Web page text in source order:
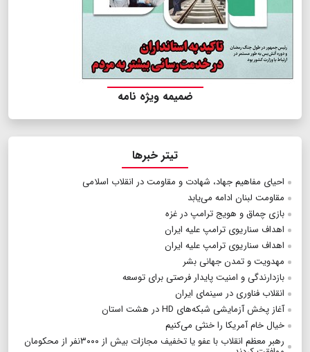
ضمیمه ویژه نامه
تیتر خبرها
احیای مفاهیم جهاد، شهادت و مقاومت در انقلاب اسلامی
مقاومت لبنان ادامه می‌یابد
بازی چماق و هویج ترامپ در غزه
اهداف سناریوی ترامپ علیه ایران
اهداف سناریوی ترامپ علیه ایران
مهدویت و تمدن جهانی بشر
بازدارندگی و امنیت پایدار فرصتی برای توسعه
انقلاب فناوری در سینمای ایران
آغاز پخش آزمایشی شبکه‌های HD در هشت استان
خیال خام آمریکا را خنثی می‌کنیم
رهبر معظم انقلاب با عفو یا تخفیف مجازات بیش از ۳۰۰۰نفر از محکومان